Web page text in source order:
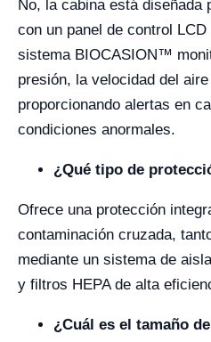
No, la cabina está diseñada
con un panel de control
sistema BIOCASION™
presión, la velocidad del
proporcionando alertas en
condiciones anormales.
¿Qué tipo de
Ofrece una protección
contaminación cruzada,
mediante un sistema de
y filtros HEPA de alta
¿Cuál es el tamaño